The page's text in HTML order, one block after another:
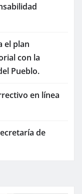
el plan
con la
Pueblo.
en línea
de